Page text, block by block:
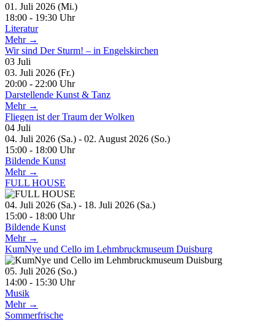
01. Juli 2026 (Mi.)
18:00 - 19:30 Uhr
Literatur
Mehr →
Wir sind Der Sturm! – in Engelskirchen
03 Juli
03. Juli 2026 (Fr.)
20:00 - 22:00 Uhr
Darstellende Kunst & Tanz
Mehr →
Fliegen ist der Traum der Wolken
04 Juli
04. Juli 2026 (Sa.) - 02. August 2026 (So.)
15:00 - 18:00 Uhr
Bildende Kunst
Mehr →
FULL HOUSE
04. Juli 2026 (Sa.) - 18. Juli 2026 (Sa.)
15:00 - 18:00 Uhr
Bildende Kunst
Mehr →
KumNye und Cello im Lehmbruckmuseum Duisburg
05. Juli 2026 (So.)
14:00 - 15:30 Uhr
Musik
Mehr →
Sommerfrische